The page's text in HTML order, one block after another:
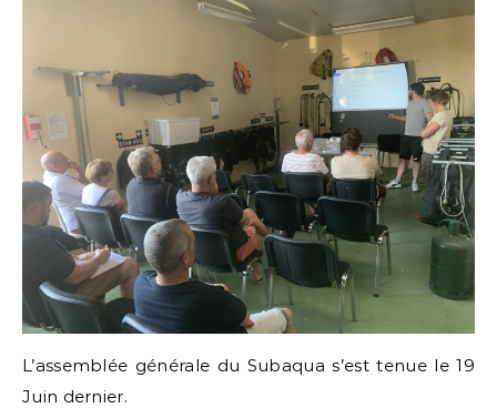
L’assemblée générale du Subaqua s’est tenue le 19
Juin dernier.